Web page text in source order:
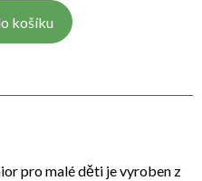
košíku
pro malé děti je vyroben z